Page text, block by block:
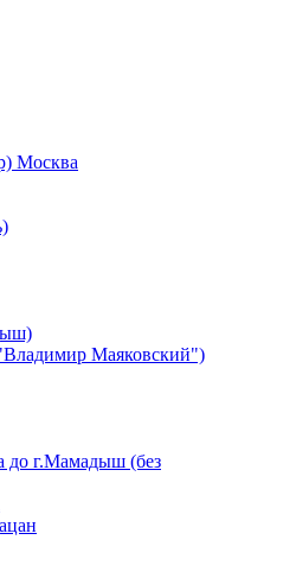
Москва
Маяковский")
до г.Мамадыш (без